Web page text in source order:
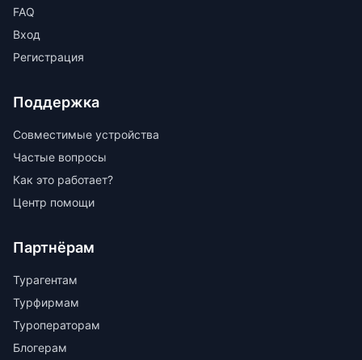
FAQ
Вход
Регистрация
Поддержка
Совместимые устройства
Частые вопросы
Как это работает?
Центр помощи
Партнёрам
Турагентам
Турфирмам
Туроператорам
Блогерам